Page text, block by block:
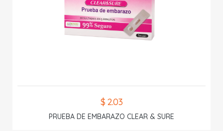
$ 2.03
PRUEBA DE EMBARAZO CLEAR & SURE